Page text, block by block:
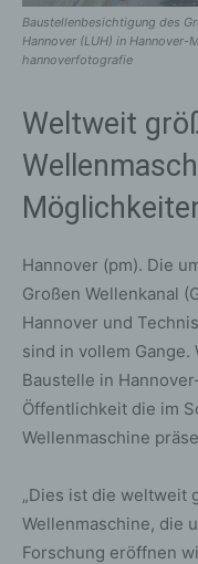
Baustellenbesichtigung des
Hannover (LUH) in Hannover-
hannoverfotografie
Weltweit
Hannover (pm). Die
Großen Wellenkanal
Hannover und
sind in vollem
Baustelle in
Öffentlichkeit die im
Wellenmaschine
„Dies ist die weltweit
Wellenmaschine, die
Forschung eröffnen